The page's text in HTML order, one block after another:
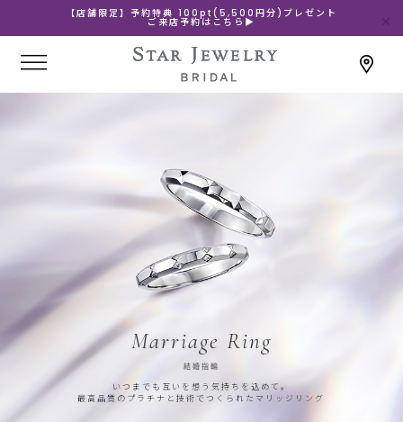
【店舗限定】予約特典 100pt(5,500円分)プレゼント
ご来店予約はこちら▶
Marriage Ring
結婚指輪
いつまでも互いを想う気持ちを込めて。
最高品質のプラチナと技術でつくられたマリッジリング